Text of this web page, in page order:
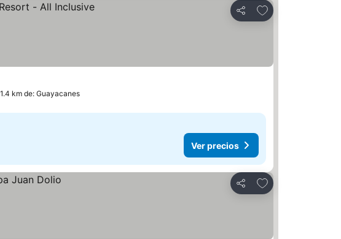
Compartir
Agregar a favoritos
km de: Guayacanes
Ver precios
Compartir
Agregar a favoritos